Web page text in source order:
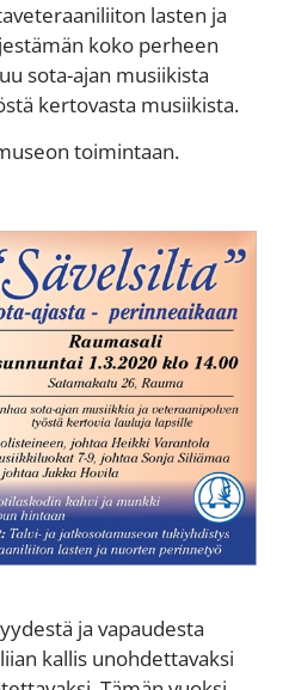
lasten ja
koko perheen
sota-ajan musiikista
kertovasta musiikista.
toimintaan.
ja vapaudesta
kallis unohdettavaksi